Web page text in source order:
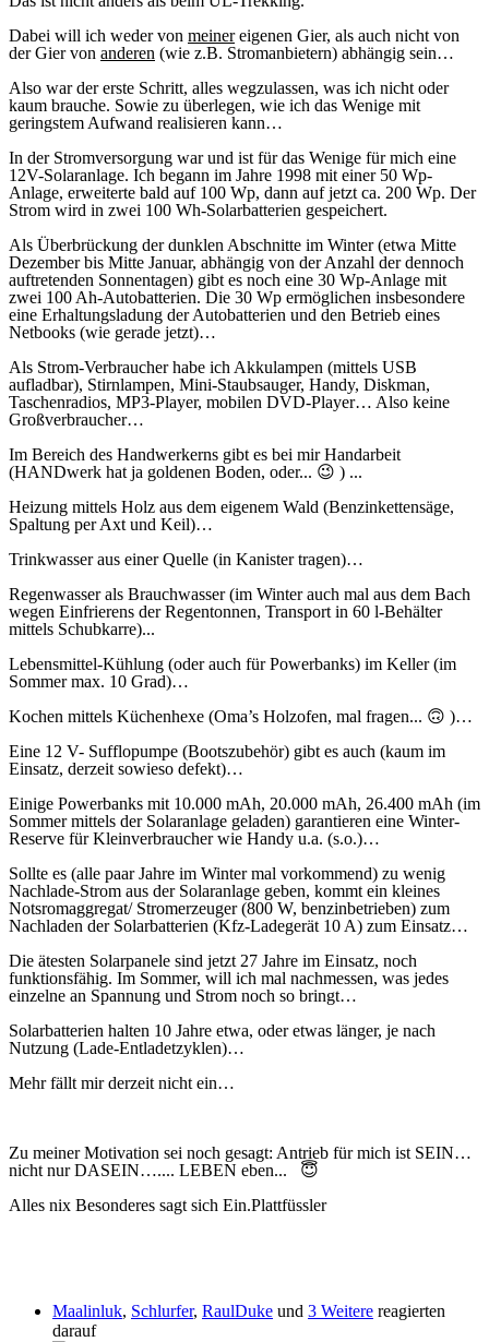
Dabei will ich weder von meinereigenen Gier, als auch nicht von
der Gier von anderen (wie z.B. Stromanbietern) abhängig sein…
Also war der erste Schritt, alles wegzulassen, was ich nicht oder
kaum brauche. Sowie zu überlegen, wie ich das Wenige mit
geringstem Aufwand realisieren kann…
In der Stromversorgung war und ist für das Wenige für mich eine
12V-Solaranlage. Ich begann im Jahre 1998 mit einer 50 Wp-
Anlage, erweiterte bald auf 100 Wp, dann auf jetzt ca. 200 Wp. Der
Strom wird in zwei 100 Wh-Solarbatterien gespeichert.
Als Überbrückung der dunklen Abschnitte im Winter (etwa Mitte
Dezember bis Mitte Januar, abhängig von der Anzahl der dennoch
auftretenden Sonnentagen) gibt es noch eine 30 Wp-Anlage mit
zwei 100 Ah-Autobatterien. Die 30 Wp ermöglichen insbesondere
eine Erhaltungsladung der Autobatterien und den Betrieb eines
Netbooks (wie gerade jetzt)…
Als Strom-Verbraucher habe ich Akkulampen (mittels USB
aufladbar), Stirnlampen, Mini-Staubsauger, Handy, Diskman,
Taschenradios, MP3-Player, mobilen DVD-Player… Also keine
Großverbraucher…
Im Bereich des Handwerkerns gibt es bei mir Handarbeit
(HANDwerk hat ja goldenen Boden, oder... 😉 ) ...
Heizung mittels Holz aus dem eigenem Wald (Benzinkettensäge,
Spaltung per Axt und Keil)…
Trinkwasser aus einer Quelle (in Kanister tragen)…
Regenwasser als Brauchwasser (im Winter auch mal aus dem Bach
wegen Einfrierens der Regentonnen, Transport in 60 l-Behälter
mittels Schubkarre)...
Lebensmittel-Kühlung (oder auch für Powerbanks) im Keller (im
Sommer max. 10 Grad)…
Kochen mittels Küchenhexe (Oma’s Holzofen, mal fragen... 🙃 )…
Eine 12 V- Sufflopumpe (Bootszubehör) gibt es auch (kaum im
Einsatz, derzeit sowieso defekt)…
Einige Powerbanks mit 10.000 mAh, 20.000 mAh, 26.400 mAh (im
Sommer mittels der Solaranlage geladen) garantieren eine Winter-
Reserve für Kleinverbraucher wie Handy u.a. (s.o.)…
Sollte es (alle paar Jahre im Winter mal vorkommend) zu wenig
Nachlade-Strom aus der Solaranlage geben, kommt ein kleines
Notsromaggregat/ Stromerzeuger (800 W, benzinbetrieben) zum
Nachladen der Solarbatterien (Kfz-Ladegerät 10 A) zum Einsatz…
Die ätesten Solarpanele sind jetzt 27 Jahre im Einsatz, noch
funktionsfähig. Im Sommer, will ich mal nachmessen, was jedes
einzelne an Spannung und Strom noch so bringt…
Solarbatterien halten 10 Jahre etwa, oder etwas länger, je nach
Nutzung (Lade-Entladetzyklen)…
Mehr fällt mir derzeit nicht ein…
Zu meiner Motivation sei noch gesagt: Antrieb für mich ist SEIN…
nicht nur DASEIN….... LEBEN eben... 😇
Alles nix Besonderes sagt sich Ein.Plattfüssler
Maalinluk, Schlurfer, RaulDuke und 3 Weitere reagierten
darauf